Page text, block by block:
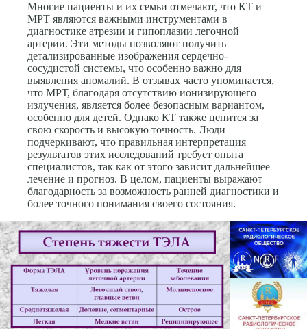
Многие пациенты и их семьи отмечают, что КТ и
МРТ являются важными инструментами в
диагностике атрезии и гипоплазии легочной
артерии. Эти методы позволяют получить
детализированные изображения сердечно-
сосудистой системы, что особенно важно для
выявления аномалий. В отзывах часто упоминается,
что МРТ, благодаря отсутствию ионизирующего
излучения, является более безопасным вариантом,
особенно для детей. Однако КТ также ценится за
свою скорость и высокую точность. Люди
подчеркивают, что правильная интерпретация
результатов этих исследований требует опыта
специалистов, так как от этого зависит дальнейшее
лечение и прогноз. В целом, пациенты выражают
благодарность за возможность ранней диагностики и
более точного понимания своего состояния.